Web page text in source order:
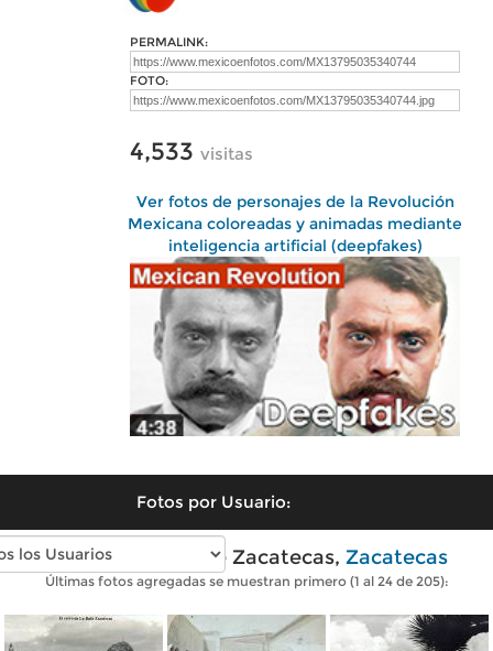
PERMALINK:
FOTO:
4,533 visitas
Ver fotos de personajes de la Revolución
Mexicana coloreadas y animadas mediante
inteligencia artificial (deepfakes)
Fotos por Usuario:
Fotos antiguas de Zacatecas, Zacatecas
Últimas fotos agregadas se muestran primero (1 al 24 de 205):